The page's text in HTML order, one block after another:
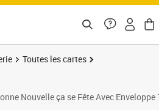
Toutes les cartes
Nouvelle ça se Fête Avec Enveloppe